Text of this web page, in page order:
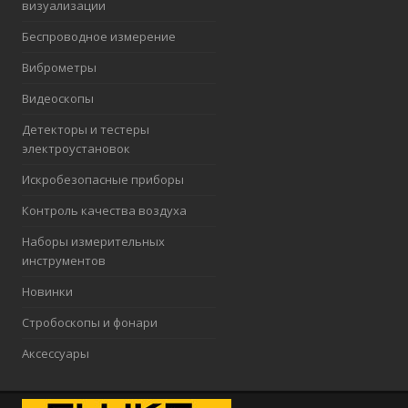
визуализации
Беспроводное измерение
Виброметры
Видеоскопы
Детекторы и тестеры
электроустановок
Искробезопасные приборы
Контроль качества воздуха
Наборы измерительных
инструментов
Новинки
Стробоскопы и фонари
Аксессуары